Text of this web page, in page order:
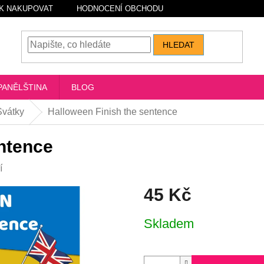
NAKUPOVAT HODNOCENÍ OBCHODU
HLEDAT
BLOG
Halloween Finish the sentence
45 Kč
cena:
Skladem